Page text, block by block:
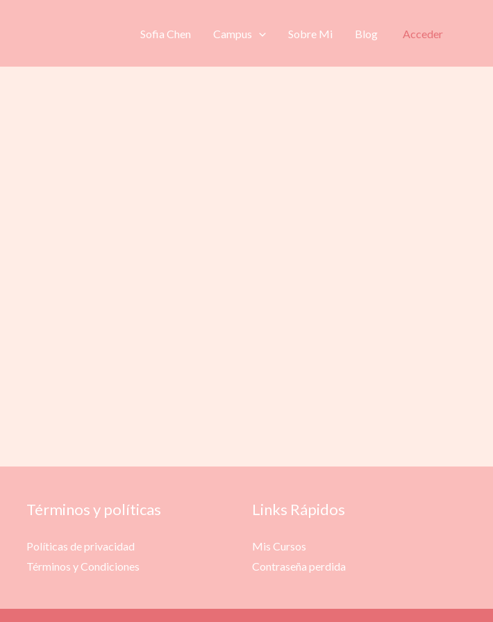
Sofia Chen Campus Sobre Mi Blog Acceder
Términos y políticas
Políticas de privacidad
Términos y Condiciones
Links Rápidos
Mis Cursos
Contraseña perdida